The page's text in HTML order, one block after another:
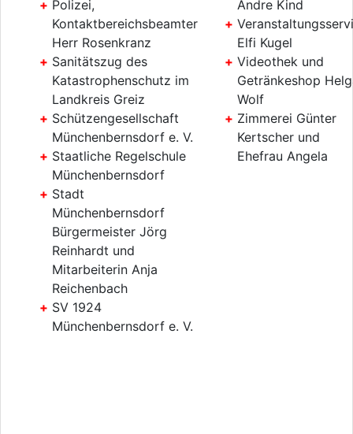
Polizei,
Kontaktbereichsbeamter
Herr Rosenkranz
Sanitätszug des
Katastrophenschutz im
Landkreis Greiz
Schützengesellschaft
Münchenbernsdorf e. V.
Staatliche Regelschule
Münchenbernsdorf
Stadt
Münchenbernsdorf
Bürgermeister Jörg
Reinhardt und
Mitarbeiterin Anja
Reichenbach
SV 1924
Münchenbernsdorf e. V.
Andre Kind
Elfi Kugel
Videothek und
Getränkeshop
Wolf
Zimmerei Günter
Kertscher und
Ehefrau Angela